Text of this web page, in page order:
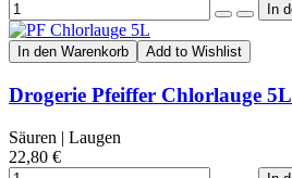
In den Warenkorb Add to Wishlist
Drogerie Pfeiffer Chlorlauge 5L
Säuren | Laugen
22,80 €